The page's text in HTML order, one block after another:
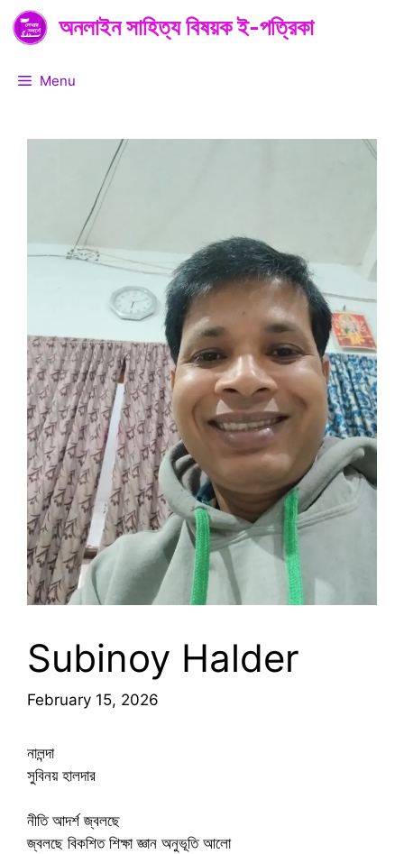
Skip
to
অনলাইন সাহিত্য বিষয়ক ই-পত্রিকা
Menu
Subinoy Halder
February 15, 2026
নালন্দা
সুবিনয় হালদার
নীতি আদর্শ জ্বলছে
জ্বলছে বিকশিত শিক্ষা জ্ঞান অনুভূতি আলো